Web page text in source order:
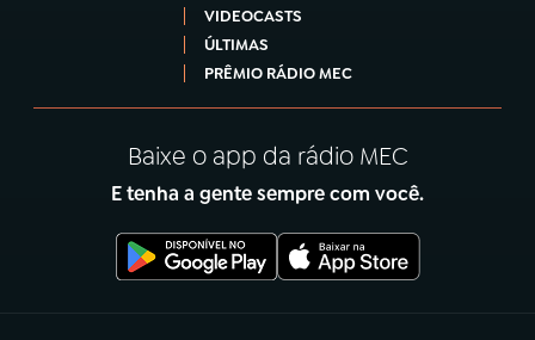
VIDEOCASTS
ÚLTIMAS
PRÊMIO RÁDIO MEC
Baixe o app da rádio MEC
E tenha a gente sempre com você.